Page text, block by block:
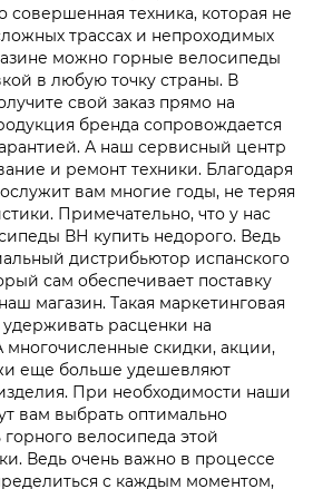
совершенная техника, которая не
трассах и непроходимых
можно горные велосипеды
в любую точку страны. В
свой заказ прямо на
бренда сопровождается
А наш сервисный центр
и ремонт техники. Благодаря
вам многие годы, не теряя
Примечательно, что у нас
ВН купить недорого. Ведь
дистрибьютор испанского
сам обеспечивает поставку
магазин. Такая маркетинговая
расценки на
многочисленные скидки, акции,
еще больше удешевляют
При необходимости наши
вам выбрать оптимально
велосипеда этой
Ведь очень важно в процессе
с каждым моментом,